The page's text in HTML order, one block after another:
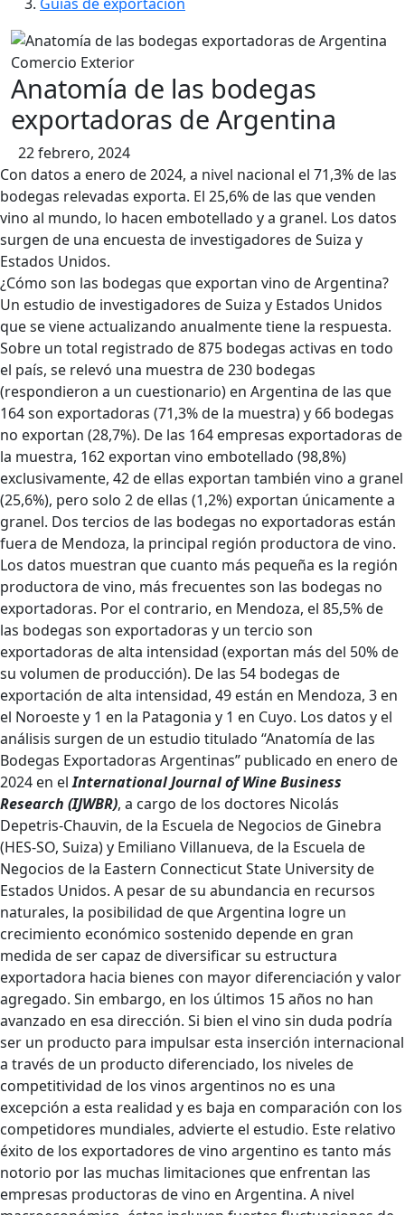
Comercio Exterior
Anatomía de las bodegas
exportadoras de Argentina
22 febrero, 2024
Con datos a enero de 2024, a nivel nacional el 71,3% de las
bodegas relevadas exporta. El 25,6% de las que venden
vino al mundo, lo hacen embotellado y a granel. Los datos
surgen de una encuesta de investigadores de Suiza y
Estados Unidos.
¿Cómo son las bodegas que exportan vino de Argentina?
Un estudio de investigadores de Suiza y Estados Unidos
que se viene actualizando anualmente tiene la respuesta.
Sobre un total registrado de 875 bodegas activas en todo
el país, se relevó una muestra de 230 bodegas
(respondieron a un cuestionario) en Argentina de las que
164 son exportadoras (71,3% de la muestra) y 66 bodegas
no exportan (28,7%). De las 164 empresas exportadoras de
la muestra, 162 exportan vino embotellado (98,8%)
exclusivamente, 42 de ellas exportan también vino a granel
(25,6%), pero solo 2 de ellas (1,2%) exportan únicamente a
granel. Dos tercios de las bodegas no exportadoras están
fuera de Mendoza, la principal región productora de vino.
Los datos muestran que cuanto más pequeña es la región
productora de vino, más frecuentes son las bodegas no
exportadoras. Por el contrario, en Mendoza, el 85,5% de
las bodegas son exportadoras y un tercio son
exportadoras de alta intensidad (exportan más del 50% de
su volumen de producción). De las 54 bodegas de
exportación de alta intensidad, 49 están en Mendoza, 3 en
el Noroeste y 1 en la Patagonia y 1 en Cuyo. Los datos y el
análisis surgen de un estudio titulado “Anatomía de las
Bodegas Exportadoras Argentinas” publicado en enero de
2024 en elInternational Journal of Wine Business
Research (IJWBR), a cargo de los doctores Nicolás
Depetris-Chauvin, de la Escuela de Negocios de Ginebra
(HES-SO, Suiza) y Emiliano Villanueva, de la Escuela de
Negocios de la Eastern Connecticut State University de
Estados Unidos. A pesar de su abundancia en recursos
naturales, la posibilidad de que Argentina logre un
crecimiento económico sostenido depende en gran
medida de ser capaz de diversificar su estructura
exportadora hacia bienes con mayor diferenciación y valor
agregado. Sin embargo, en los últimos 15 años no han
avanzado en esa dirección. Si bien el vino sin duda podría
ser un producto para impulsar esta inserción internacional
a través de un producto diferenciado, los niveles de
competitividad de los vinos argentinos no es una
excepción a esta realidad y es baja en comparación con los
competidores mundiales, advierte el estudio. Este relativo
éxito de los exportadores de vino argentino es tanto más
notorio por las muchas limitaciones que enfrentan las
empresas productoras de vino en Argentina. A nivel